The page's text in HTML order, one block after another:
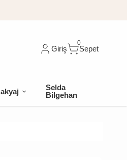
Giriş
0
Sepet
Selda
Bilgehan